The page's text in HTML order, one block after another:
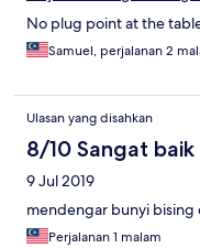
No plug point at the
Samuel, perjalanan 2
Ulasan yang disahkan
8/10 Sangat baik
9 Jul 2019
mendengar bunyi bising
Perjalanan 1 malam